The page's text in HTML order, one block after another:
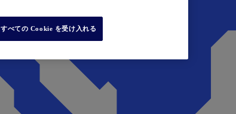
すべての Cookie を受け入れる